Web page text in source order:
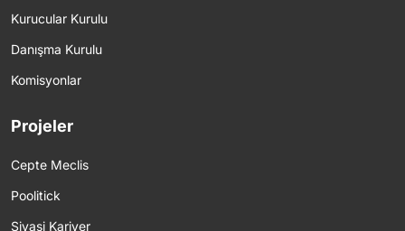
Kurucular Kurulu
Danışma Kurulu
Komisyonlar
Projeler
Cepte Meclis
Poolitick
Siyasi Kariyer